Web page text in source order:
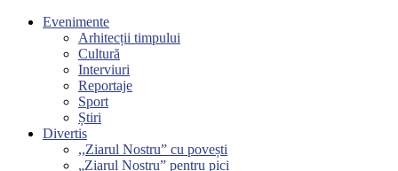
Evenimente
Arhitecții timpului
Cultură
Interviuri
Reportaje
Sport
Știri
Divertis
,,Ziarul Nostru” cu povești
„Ziarul Nostru” pentru pici